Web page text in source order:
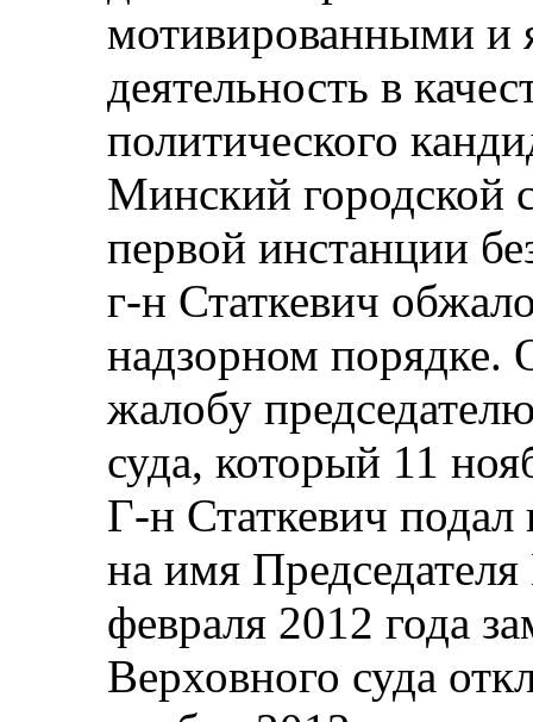
мотивированными и
деятельность в
политического
Минский городской
первой инстанции
г‑н Статкевич
надзорном порядке.
жалобу
суда, который 11
Г-н Статкевич
на имя
февраля 2012 года
Верховного суда